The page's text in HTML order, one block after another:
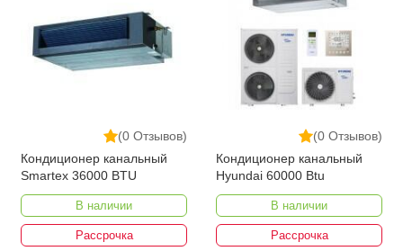
(0 Отзывов)
Кондиционер канальный
Smartex 36000 BTU
В наличии
Рассрочка
(0 Отзывов)
Кондиционер канальный
Hyundai 60000 Btu
В наличии
Рассрочка